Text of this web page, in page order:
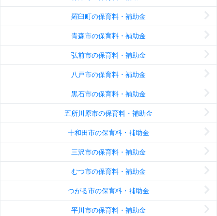
羅臼町の保育料・補助金
青森市の保育料・補助金
弘前市の保育料・補助金
八戸市の保育料・補助金
黒石市の保育料・補助金
五所川原市の保育料・補助金
十和田市の保育料・補助金
三沢市の保育料・補助金
むつ市の保育料・補助金
つがる市の保育料・補助金
平川市の保育料・補助金